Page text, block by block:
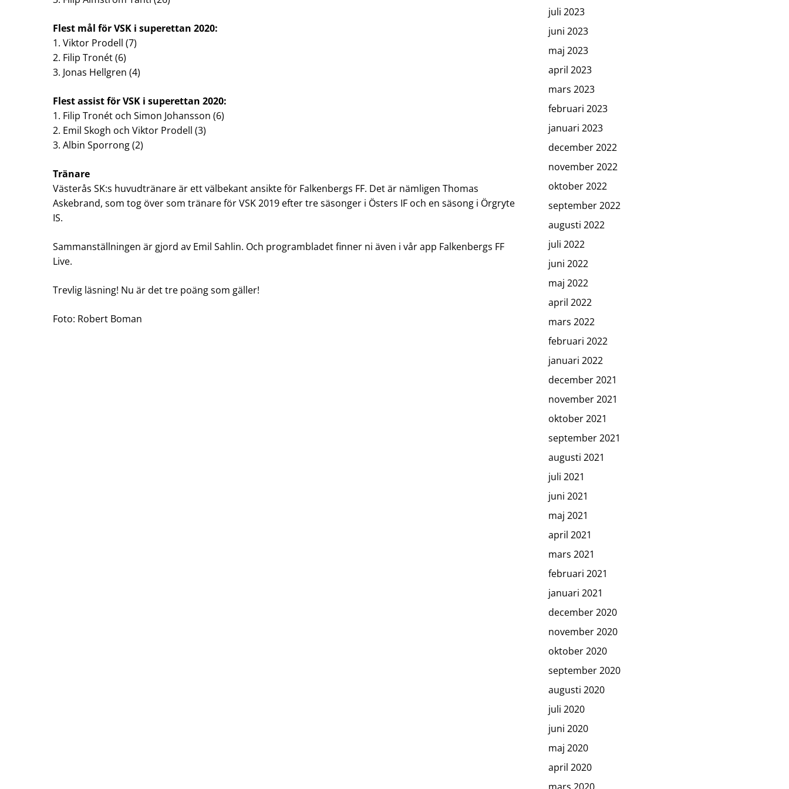
Flest mål för VSK i superettan 2020:
1. Viktor Prodell (7)
2. Filip Tronét (6)
3. Jonas Hellgren (4)
Flest assist för VSK i superettan 2020:
1. Filip Tronét och Simon Johansson (6)
2. Emil Skogh och Viktor Prodell (3)
3. Albin Sporrong (2)
Tränare
Västerås SK:s huvudtränare är ett välbekant ansikte för Falkenbergs FF. Det är nämligen Thomas
Askebrand, som tog över som tränare för VSK 2019 efter tre säsonger i Östers IF och en säsong i Örgryte
IS.
Sammanställningen är gjord av Emil Sahlin. Och programbladet finner ni även i vår app Falkenbergs FF
Live.
Trevlig läsning! Nu är det tre poäng som gäller!
Foto: Robert Boman
juli 2023
juni 2023
maj 2023
april 2023
mars 2023
februari 2023
januari 2023
december 2022
november 2022
oktober 2022
september 2022
augusti 2022
juli 2022
juni 2022
maj 2022
april 2022
mars 2022
februari 2022
januari 2022
december 2021
november 2021
oktober 2021
september 2021
augusti 2021
juli 2021
juni 2021
maj 2021
april 2021
mars 2021
februari 2021
januari 2021
december 2020
november 2020
oktober 2020
september 2020
augusti 2020
juli 2020
juni 2020
maj 2020
april 2020